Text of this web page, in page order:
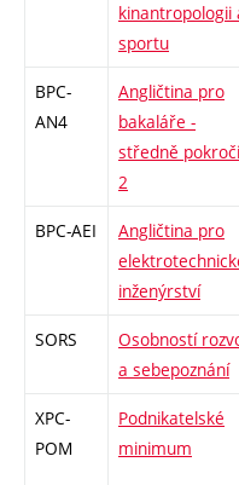
kinantropologii
sportu
BPC-
AN4
Angličtina pro
bakaláře -
středně
2
BPC-AEI
Angličtina pro
inženýrství
SORS
Osobností
a sebepoznání
XPC-
POM
Podnikatelské
minimum